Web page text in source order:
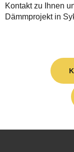
Kontakt zu Ihnen
Dämmprojekt in